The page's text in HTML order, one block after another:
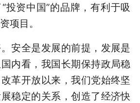
投资中国”的品牌，有利于吸
项目。
全是发展的前提，发展是
内看，我国长期保持政局稳
革开放以来，我们党始终坚
稳定的关系，创造了经济快